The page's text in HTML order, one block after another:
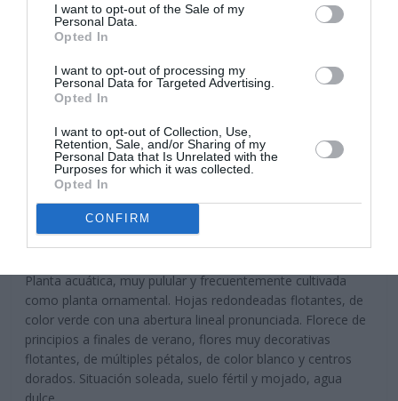
I want to opt-out of the Sale of my
Personal Data.
Opted In
I want to opt-out of processing my
Personal Data for Targeted Advertising.
Opted In
I want to opt-out of Collection, Use,
Retention, Sale, and/or Sharing of my
Personal Data that Is Unrelated with the
Purposes for which it was collected.
Opted In
CONFIRM
Acuáticas
Nenúfar Blanco-Nenúfar Europeo-
Nymphaea Alba
5 junio, 2020 Marisol Huesca
Planta acuática, muy pulular y frecuentemente cultivada
como planta ornamental. Hojas redondeadas flotantes, de
color verde con una abertura lineal pronunciada. Florece de
principios a finales de verano, flores muy decorativas
flotantes, de múltiples pétalos, de color blanco y centros
dorados. Situación soleada, suelo fértil y mojado, agua